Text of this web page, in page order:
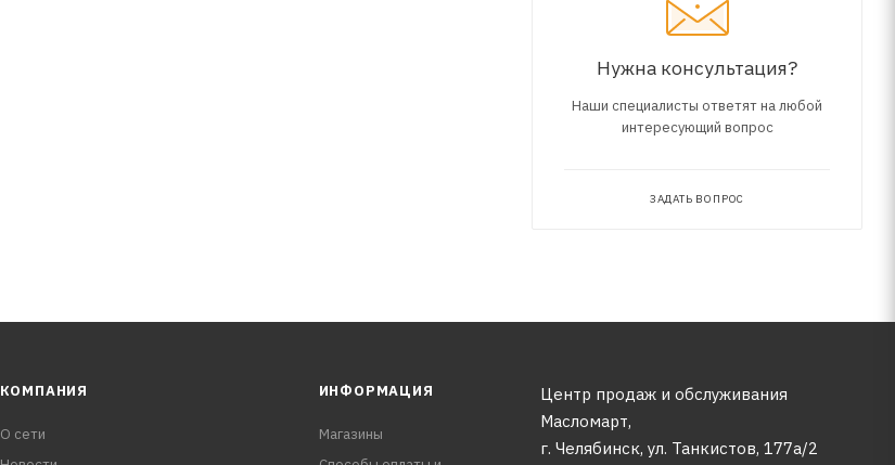
Нужна консультация?
Наши специалисты ответят на любой
интересующий вопрос
ЗАДАТЬ ВОПРОС
КОМПАНИЯ
О сети
ИНФОРМАЦИЯ
Магазины
Центр продаж и обслуживания
Масломарт,
г. Челябинск, ул. Танкистов, 177а/2